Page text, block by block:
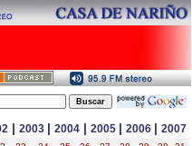
| 2003 | 2004 | 2005 | 2006 | 2007